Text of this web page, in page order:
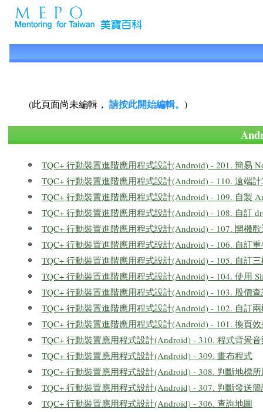
(此頁面尚未編輯， 請按此開始編輯。 )
TQC+ 行動裝置進階應用程式設計(Android) - 201. 簡易
TQC+ 行動裝置進階應用程式設計(Android) - 110. 遠端
TQC+ 行動裝置進階應用程式設計(Android) - 109. 自製
TQC+ 行動裝置進階應用程式設計(Android) - 108. 自訂
TQC+ 行動裝置進階應用程式設計(Android) - 107. 開機
TQC+ 行動裝置進階應用程式設計(Android) - 106. 自訂
TQC+ 行動裝置進階應用程式設計(Android) - 105. 自訂
TQC+ 行動裝置進階應用程式設計(Android) - 104. 使用
TQC+ 行動裝置進階應用程式設計(Android) - 103. 股價
TQC+ 行動裝置進階應用程式設計(Android) - 102. 自訂
TQC+ 行動裝置進階應用程式設計(Android) - 101. 換頁
TQC+ 行動裝置應用程式設計(Android) - 310. 程式背景
TQC+ 行動裝置應用程式設計(Android) - 309. 畫布程式
TQC+ 行動裝置應用程式設計(Android) - 308. 判斷地標
TQC+ 行動裝置應用程式設計(Android) - 307. 判斷發送
TQC+ 行動裝置應用程式設計(Android) - 306. 查詢地圖